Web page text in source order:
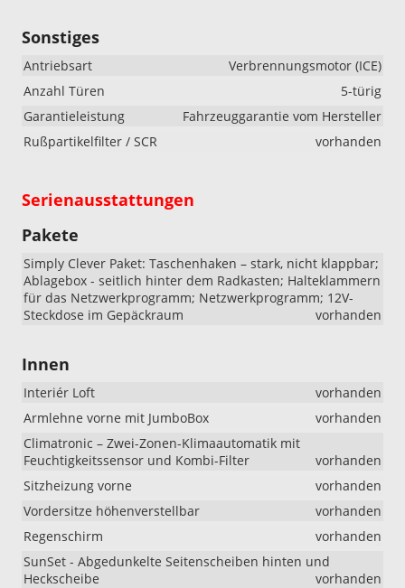
Sonstiges
Antriebsart
Verbrennungsmotor (ICE)
Anzahl Türen
5-türig
Garantieleistung
Fahrzeuggarantie vom Hersteller
Rußpartikelfilter / SCR
vorhanden
Serienausstattungen
Pakete
Simply Clever Paket: Taschenhaken – stark, nicht klappbar;
Ablagebox - seitlich hinter dem Radkasten; Halteklammern
für das Netzwerkprogramm; Netzwerkprogramm; 12V-
Steckdose im Gepäckraum
vorhanden
Innen
Interiér Loft
vorhanden
Armlehne vorne mit JumboBox
vorhanden
Climatronic – Zwei-Zonen-Klimaautomatik mit
Feuchtigkeitssensor und Kombi-Filter
vorhanden
Sitzheizung vorne
vorhanden
Vordersitze höhenverstellbar
vorhanden
Regenschirm
vorhanden
SunSet - Abgedunkelte Seitenscheiben hinten und
Heckscheibe
vorhanden